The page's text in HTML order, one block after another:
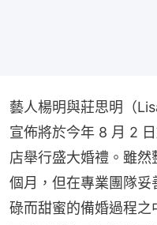
藝人楊明與莊思明（
宣佈將於今年 8 月 2
店舉行盛大婚禮。雖
個月，但在專業團隊
碌而甜蜜的備婚過程之